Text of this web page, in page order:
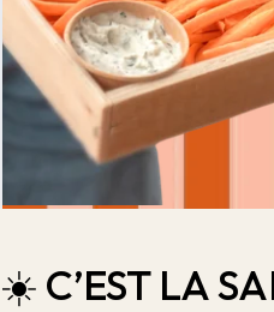
☀️ C’EST LA